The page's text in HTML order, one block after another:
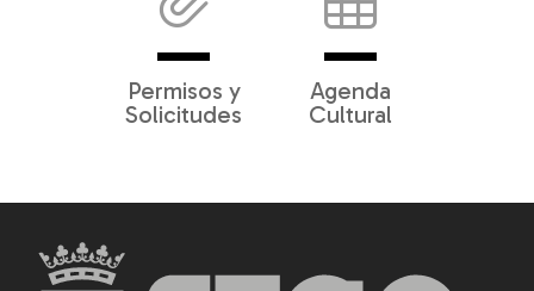
Permisos y
Solicitudes
Agenda
Cultural